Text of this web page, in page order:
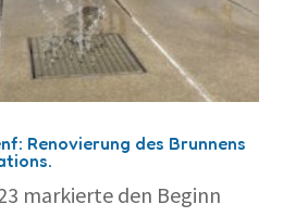
Renovierung des Brunnens
markierte den Beginn